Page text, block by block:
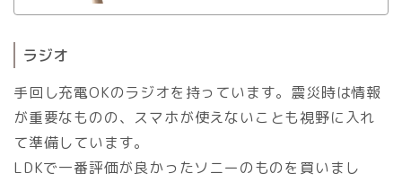
ラジオ
手回し充電OKのラジオを持っています。震災時は情報
が重要なものの、スマホが使えないことも視野に入れ
て準備しています。
LDKで一番評価が良かったソニーのものを買いまし